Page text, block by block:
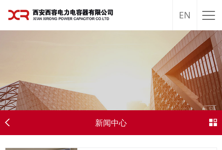
EN
新闻中心